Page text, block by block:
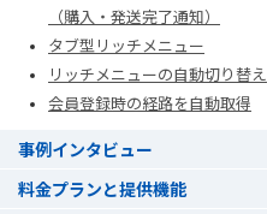
（購入・発送完了通知）
タブ型リッチメニュー
リッチメニューの自動切り替え
会員登録時の経路を自動取得
事例インタビュー
料金プランと提供機能